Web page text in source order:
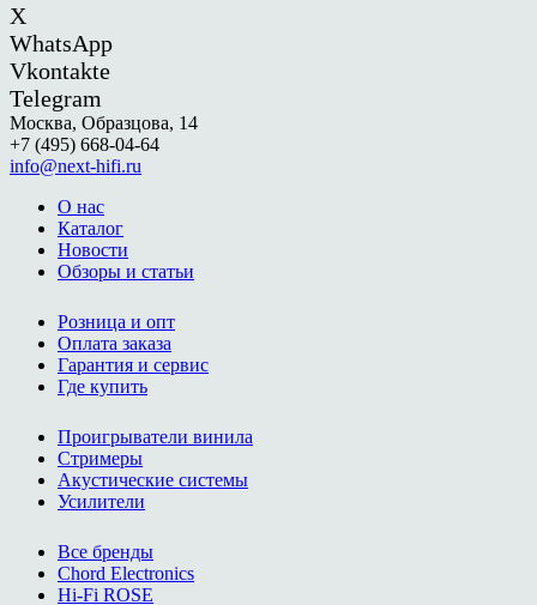
X
WhatsApp
Vkontakte
Telegram
Москва, Образцова, 14
+7 (495) 668-04-64
info@next-hifi.ru
О нас
Каталог
Новости
Обзоры и статьи
Розница и опт
Оплата заказа
Гарантия и сервис
Где купить
Проигрыватели винила
Стримеры
Акустические системы
Усилители
Все бренды
Chord Electronics
Hi-Fi ROSE